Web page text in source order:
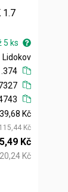
1.7
5 ks
Lidokov
Kč
115,44 Kč
Kč
Kč